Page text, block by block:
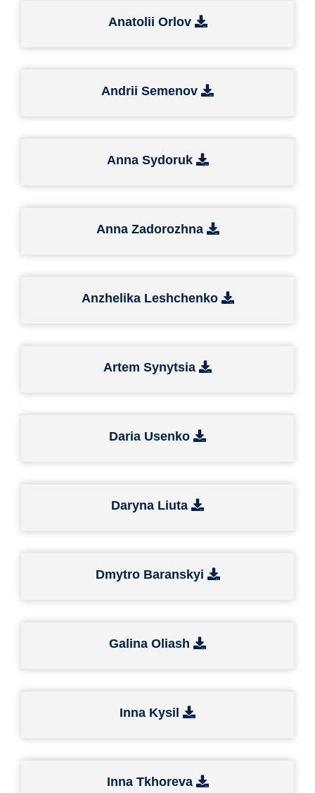
Anatolii Orlov
Andrii Semenov
Anna Sydoruk
Anna Zadorozhna
Anzhelika Leshchenko
Artem Synytsia
Daria Usenko
Daryna Liuta
Dmytro Baranskyi
Galina Oliash
Inna Kysil
Inna Tkhoreva